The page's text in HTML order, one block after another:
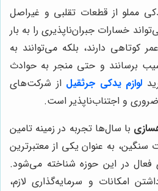
یدکی مملو از قطعات تقلبی و غیراصل
خسارات جبران‌ناپذیری را به بار
کوتاهی دارند، بلکه می‌توانند به
برسانند و حتی منجر به حوادث
لوازم یدکی جرثقیل از شرکت‌های
و اجتناب‌ناپذیر است.
با سال‌ها تجربه در زمینه تامین
سنگین، به عنوان یکی از معتبرترین
در این حوزه شناخته می‌شود.
امکانات و سرمایه‌گذاری لازم،